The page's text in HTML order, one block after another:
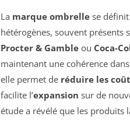
La marque ombrelle se
hétérogènes, souvent présents
Procter & Gamble ou Coca-
maintenant une cohérence
elle permet de réduire les
facilite l’expansion sur de
étude a révélé que les produits